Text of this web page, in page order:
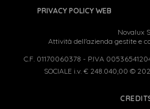
PRIVACY POLICY WEB
Novalux
Attività dell'azienda gestite e
C.F. 01170060378 - P.IVA
SOCIALE i.v. € 248.040,00 ©